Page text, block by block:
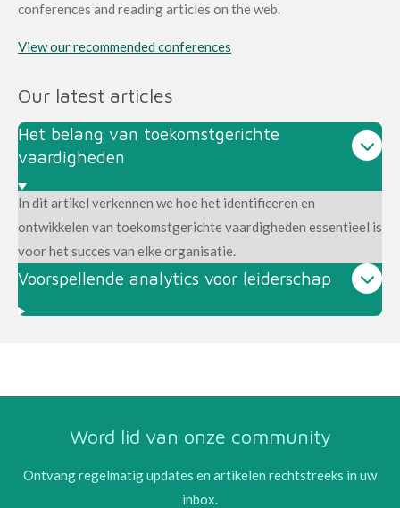
conferences and reading articles on the web.
View our recommended conferences
Our latest articles
Het belang van toekomstgerichte
vaardigheden
In dit artikel verkennen we hoe het identificeren en
ontwikkelen van toekomstgerichte vaardigheden essentieel is
voor het succes van elke organisatie.
Voorspellende analytics voor leiderschap
Word lid van onze community
Ontvang regelmatig updates en artikelen rechtstreeks in uw
inbox.